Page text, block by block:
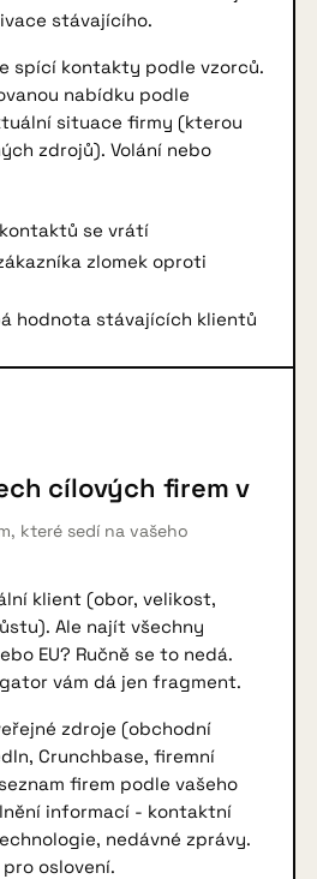
stávajícího.
spící kontakty podle vzorců.
nabídku podle
situace firmy (kterou
zdrojů). Volání nebo
se vrátí
zlomek oproti
hodnota stávajících klientů
cílových firem v
které sedí na vašeho
klient (obor, velikost,
Ale najít všechny
EU? Ručně se to nedá.
vám dá jen fragment.
zdroje (obchodní
Crunchbase, firemní
firem podle vašeho
informací - kontaktní
nedávné zprávy.
oslovení.